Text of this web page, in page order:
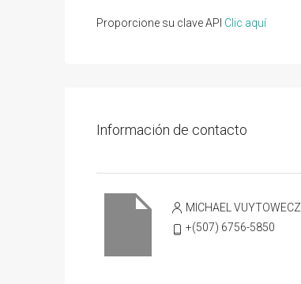
Proporcione su clave API Clic aquí
Información de contacto
MICHAEL VUYTOWECZ
+(507) 6756-5850